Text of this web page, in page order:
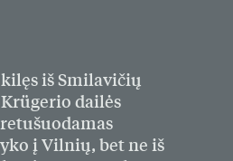
iš Smilavičių
dailės
į Vilnių, bet ne iš